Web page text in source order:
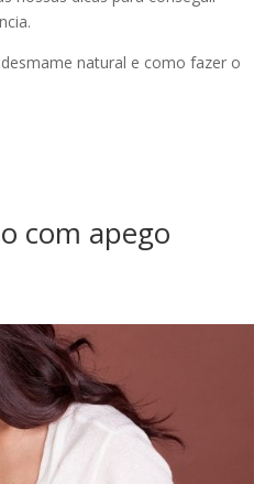
desmame natural e como fazer o
com apego